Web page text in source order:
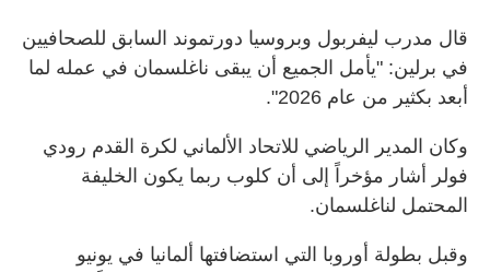
قال مدرب ليفربول وبروسيا دورتموند السابق للصحافيين
في برلين: "يأمل الجميع أن يبقى ناغلسمان في عمله لما
أبعد بكثير من عام 2026".
وكان المدير الرياضي للاتحاد الألماني لكرة القدم رودي
فولر أشار مؤخراً إلى أن كلوب ربما يكون الخليفة
المحتمل لناغلسمان.
وقبل بطولة أوروبا التي استضافتها ألمانيا في يونيو